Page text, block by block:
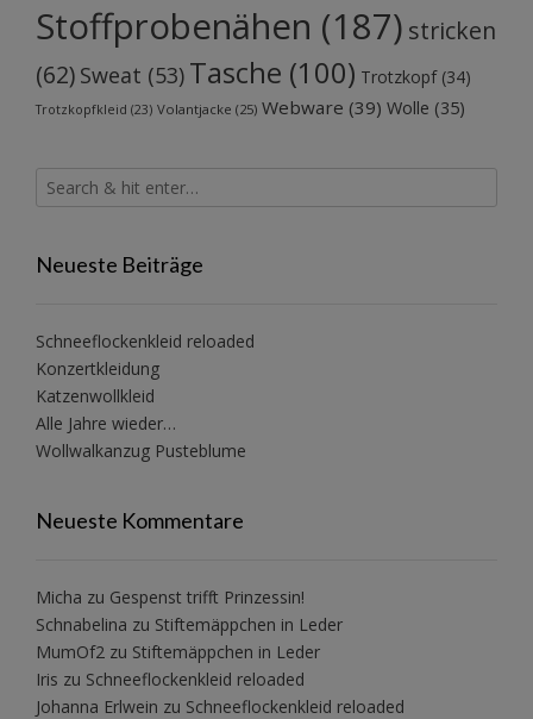
Stoffprobenähen (187) stricken
(62) Sweat (53) Tasche (100) Trotzkopf(34)
Trotzkopfkleid (23) Volantjacke (25) Webware (39) Wolle (35)
Neueste Beiträge
Schneeflockenkleid reloaded
Konzertkleidung
Katzenwollkleid
Alle Jahre wieder…
Wollwalkanzug Pusteblume
Neueste Kommentare
Micha zu Gespenst trifft Prinzessin!
Schnabelina zu Stiftemäppchen in Leder
MumOf2 zu Stiftemäppchen in Leder
Iris zu Schneeflockenkleid reloaded
Johanna Erlwein zu Schneeflockenkleid reloaded